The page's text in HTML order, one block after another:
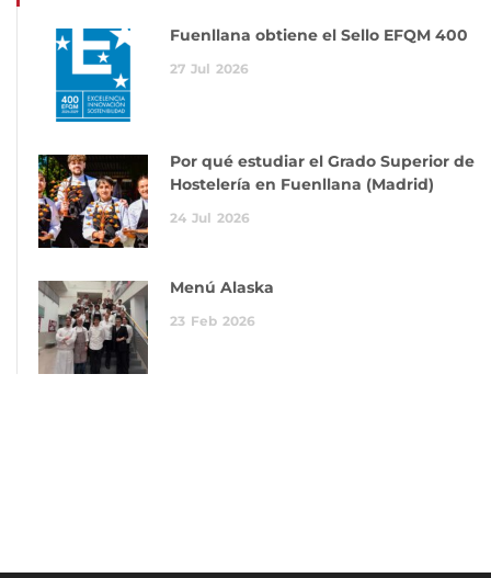
Fuenllana obtiene el Sello EFQM 400
27 Jul 2026
Por qué estudiar el Grado Superior de
Hostelería en Fuenllana (Madrid)
24 Jul 2026
Menú Alaska
23 Feb 2026